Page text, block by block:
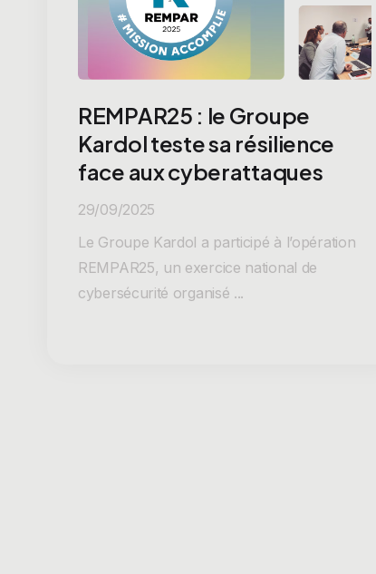
REMPAR25 : le Groupe
Kardol teste sa résilience
face aux cyberattaques
29/09/2025
Le Groupe Kardol a participé à l’opération
REMPAR25, un exercice national de
cybersécurité organisé ...